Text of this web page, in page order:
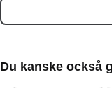
Du kanske också